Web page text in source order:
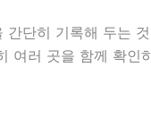
단히 기록해 두는
러 곳을 함께 확인